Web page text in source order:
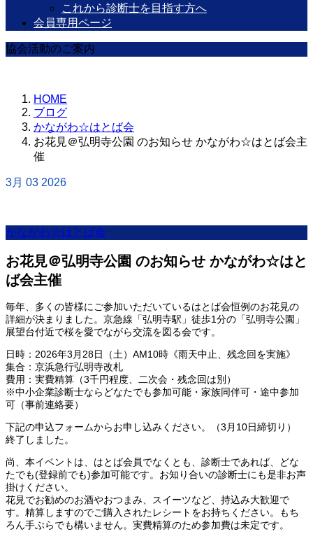
これから診断士を目指す方へ
会員専用ページ
協会活動のご案内
HOME
ブログ
かながわ☆はとば会
お花見＠弘明寺公園 のお知らせ かながわ☆はとば会主
催
3月 03 2026
かながわ☆はとば会
お花見＠弘明寺公園 のお知らせ かながわ☆はと
ば会主催
毎年、多くの皆様にご参加いただいているはとば会恒例のお花見の
詳細が決まりました。京急線「弘明寺駅」徒歩1分の「弘明寺公園」
展望台付近で桜を愛でながら交流を図る会です。
日時：2026年3月28日（土）AM10時《雨天中止、残念回を実施》
集合：京浜急行弘明寺改札
費用：実費精算（3千円程度、二次会・残念回は別）
※中小企業診断士ならどなたでも参加可能・家族同伴可・途中参加
可（事前連絡要）
下記の申込フォームからお申し込みください。（3月10日締切り）
終了しました。
尚、本イベントは、はとば会員でなくとも、診断士であれば、どな
たでも(登録前でも)参加可能です。お知り合いの診断士にも是非お声
掛けください。
花見でお勧めのお酒やおつまみ、スイーツなど、持込み大歓迎で
す。精算しますのでご購入されたレシートをお持ちください。もち
ろん手ぶらでも構いません。実費精算のため参加費は未定です。